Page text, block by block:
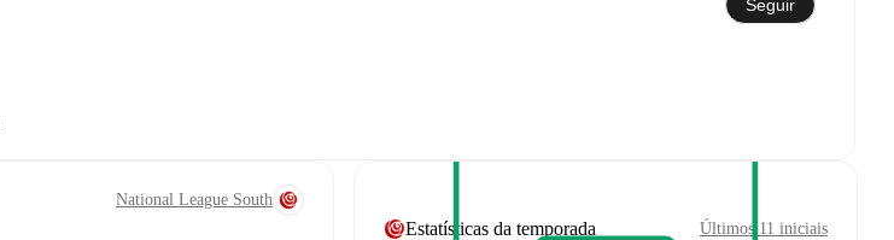
Seguir
National League South
Estatísticas da temporada Últimos 11 iniciais